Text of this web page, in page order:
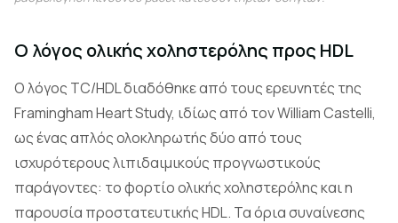
Ο λόγος ολικής χοληστερόλης προς HDL
Ο λόγος TC/HDL διαδόθηκε από τους ερευνητές της
Framingham Heart Study, ιδίως από τον William Castelli,
ως ένας απλός ολοκληρωτής δύο από τους
ισχυρότερους λιπιδαιμικούς προγνωστικούς
παράγοντες: το φορτίο ολικής χοληστερόλης και η
παρουσία προστατευτικής HDL. Τα όρια συναίνεσης